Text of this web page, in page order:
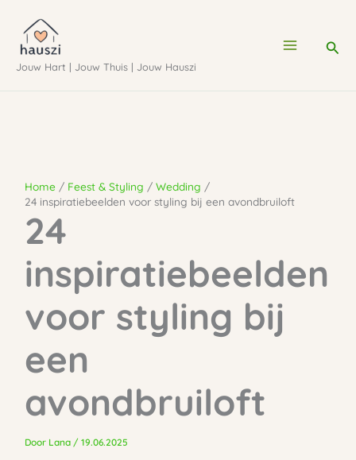
naar
deJouw Hart | Jouw Thuis | Jouw Hauszi
Home Feest & Styling
Wedding
24 inspiratiebeelden voor styling bij een avondbruiloft
24
inspiratiebeelden
voor styling bij
een
avondbruiloft
Door Lana / 19.06.2025